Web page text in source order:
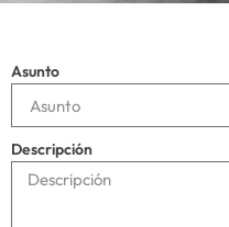
Asunto
Descripción